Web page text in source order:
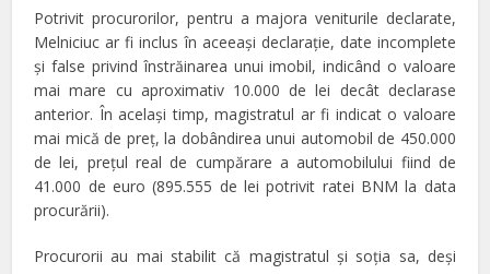
Potrivit procurorilor, pentru a majora veniturile declarate,
Melniciuc ar fi inclus în aceeași declarație, date incomplete
și false privind înstrăinarea unui imobil, indicând o valoare
mai mare cu aproximativ 10.000 de lei decât declarase
anterior. În același timp, magistratul ar fi indicat o valoare
mai mică de preț, la dobândirea unui automobil de 450.000
de lei, prețul real de cumpărare a automobilului fiind de
41.000 de euro (895.555 de lei potrivit ratei BNM la data
procurării).
Procurorii au mai stabilit că magistratul și soția sa, deși